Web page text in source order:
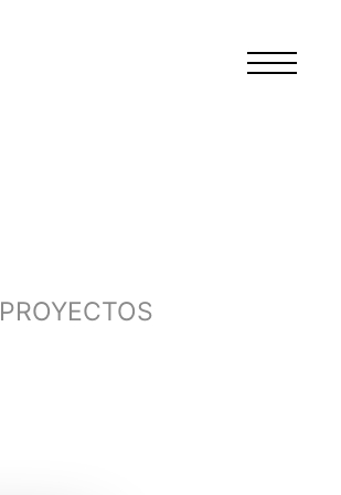
PROYECTOS